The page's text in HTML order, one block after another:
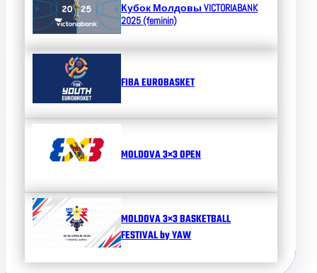
Кубок МолдовыVICTORIABANK
2025 (feminin)
FIBA EUROBASKET
MOLDOVA 3×3 OPEN
MOLDOVA 3×3 BASKETBALL
FESTIVAL by YAW